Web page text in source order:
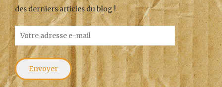
des derniers articles du blog !